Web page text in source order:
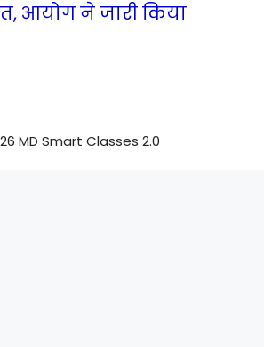
आयोग ने जारी किया
MD Smart Classes 2.0